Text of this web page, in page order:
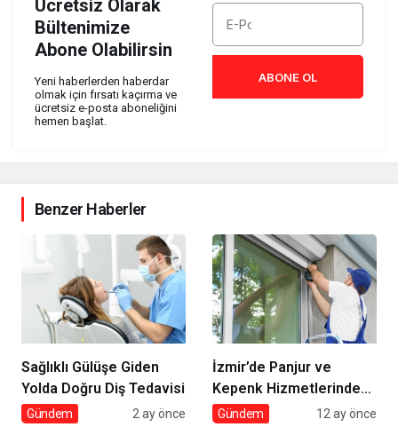
Ücretsiz Olarak
Bültenimize
Abone Olabilirsin
Yeni haberlerden haberdar
olmak için fırsatı kaçırma ve
ücretsiz e-posta aboneliğini
hemen başlat.
ABONE OL
Benzer Haberler
Sağlıklı Gülüşe Giden
Yolda Doğru Diş Tedavisi
Gündem 2 ay önce
İzmir’de Panjur ve
Kepenk Hizmetlerinde
Umut Panjur Farkı
Gündem 12 ay önce